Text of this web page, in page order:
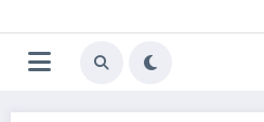
au
contenu